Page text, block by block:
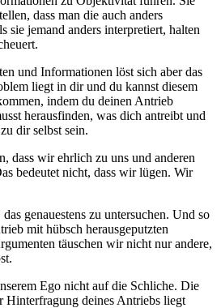
dass man die auch anders
sie jemand anders interpretiert, halten
und Informationen löst sich aber das
liegt in dir und du kannst diesem
indem du deinen Antrieb
herausfinden, was dich antreibt und
dir selbst sein.
dass wir ehrlich zu uns und anderen
bedeutet nicht, dass wir lügen. Wir
genauestens zu untersuchen. Und so
mit hübsch herausgeputzten
täuschen wir nicht nur andere,
Ego nicht auf die Schliche. Die
Hinterfragung deines Antriebs liegt